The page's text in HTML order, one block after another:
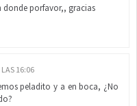
donde porfavor,, gracias
16:06
peladito y a en boca, ¿No